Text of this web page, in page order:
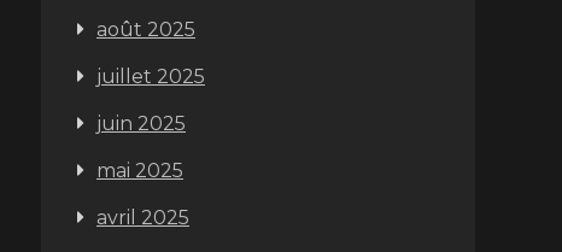
août 2025
juillet 2025
juin 2025
mai 2025
avril 2025